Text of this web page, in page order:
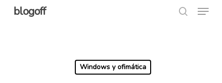
Skipblogoff Menu
Windows y ofimática